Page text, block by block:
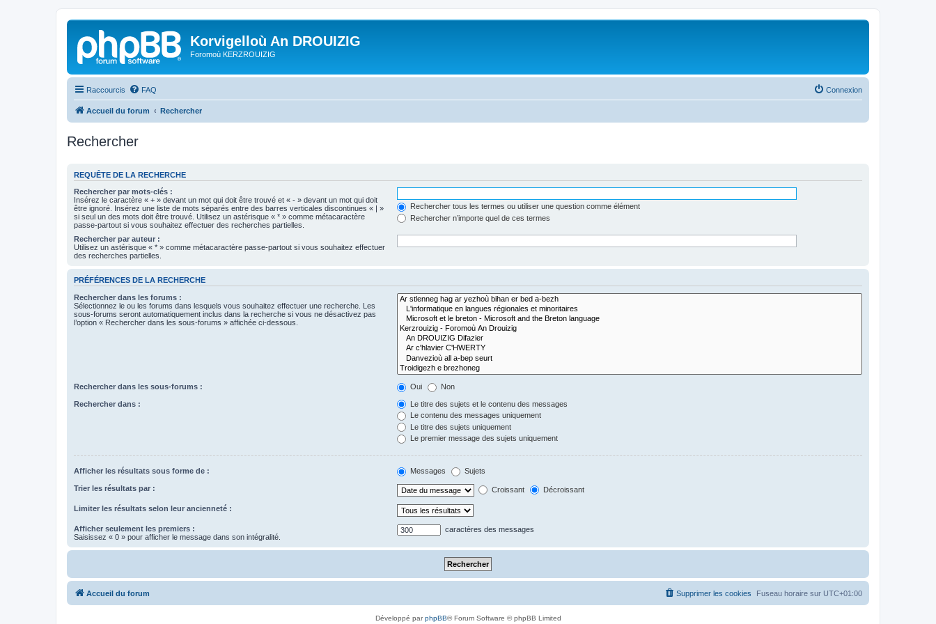
Korvigelloù An DROUIZIG
Foromoù KERZROUIZIG
Raccourcis FAQ Connexion
Accueil du forum Rechercher
Rechercher
REQUÊTE DE LA RECHERCHE
Rechercher par mots-clés :
Insérez le caractère « + » devant un mot qui doit être trouvé et « - » devant un mot qui doit
être ignoré. Insérez une liste de mots séparés entre des barres verticales discontinues « | »
si seul un des mots doit être trouvé. Utilisez un astérisque « * » comme métacaractère
passe-partout si vous souhaitez effectuer des recherches partielles.
Rechercher tous les termes ou utiliser une question comme élément
Rechercher n’importe quel de ces termes
Rechercher par auteur :
Utilisez un astérisque « * » comme métacaractère passe-partout si vous souhaitez effectuer
des recherches partielles.
PRÉFÉRENCES DE LA RECHERCHE
Rechercher dans les forums :
Sélectionnez le ou les forums dans lesquels vous souhaitez effectuer une recherche. Les
sous-forums seront automatiquement inclus dans la recherche si vous ne désactivez pas
l’option « Rechercher dans les sous-forums » affichée ci-dessous.
Rechercher dans les sous-forums : Oui Non
Rechercher dans :
Le titre des sujets et le contenu des messages
Le contenu des messages uniquement
Le titre des sujets uniquement
Le premier message des sujets uniquement
Afficher les résultats sous forme de : Messages Sujets
Trier les résultats par : Croissant Décroissant
Limiter les résultats selon leur ancienneté :
Afficher seulement les premiers :
Saisissez « 0 » pour afficher le message dans son intégralité.
caractères des messages
Accueil du forum Fuseau horaire sur UTC+01:00
Supprimer les cookies
Développé parphpBB® Forum Software © phpBB Limited